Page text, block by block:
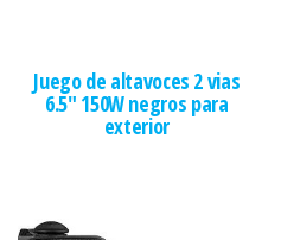
Juego de altavoces 2 vias
6.5″ 150W negros para
exterior